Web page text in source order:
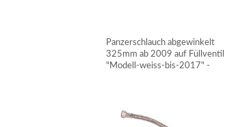
Panzerschlauch abgewinkelt
325mm ab 2009 auf Füllventil
"Modell-weiss-bis-2017" -